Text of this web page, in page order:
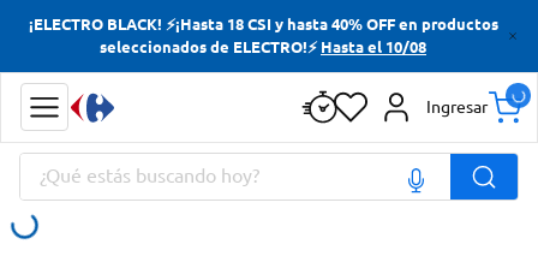
¡ELECTRO BLACK! ⚡¡Hasta 18 CSI y hasta 40% OFF en productos
seleccionados de ELECTRO!⚡ Hasta el 10/08
Ingresar
¿Qué estás buscando hoy?
Términos más buscados
Términos más buscados
Yerba
Cerveza
Doves